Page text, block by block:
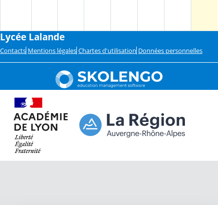
Lycée Lalande
Contacts Mentions légales Chartes d'utilisation Données personnelles